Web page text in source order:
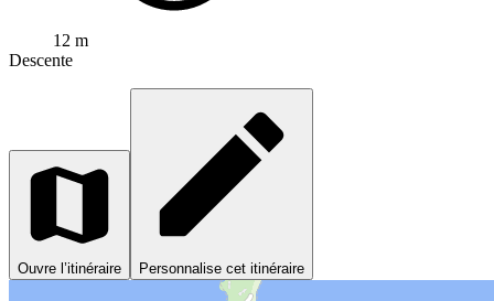
12 m
Descente
Ouvre l’itinéraire Personnalise cet itinéraire